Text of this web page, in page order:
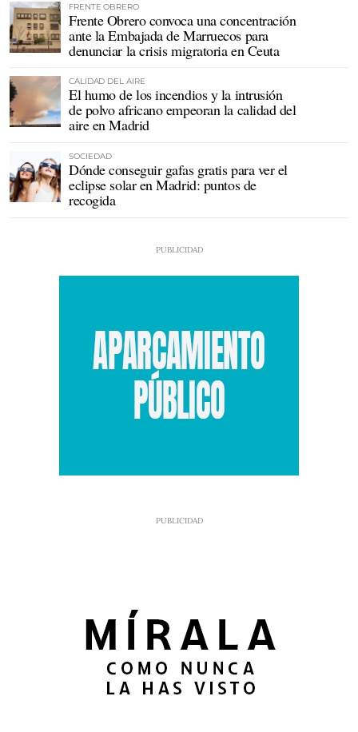
FRENTE OBRERO
Frente Obrero convoca una concentración
ante la Embajada de Marruecos para
denunciar la crisis migratoria en Ceuta
CALIDAD DEL AIRE
El humo de los incendios y la intrusión
de polvo africano empeoran la calidad del
aire en Madrid
SOCIEDAD
Dónde conseguir gafas gratis para ver el
eclipse solar en Madrid: puntos de
recogida